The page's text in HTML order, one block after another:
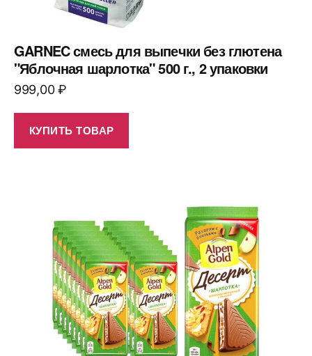
GARNEC смесь для выпечки без глютена
"Яблочная шарлотка" 500 г., 2 упаковки
999,00₽
КУПИТЬ ТОВАР